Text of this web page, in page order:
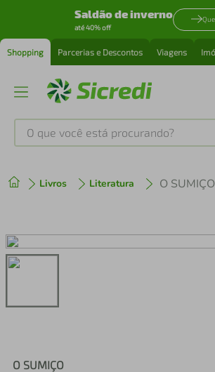
Saldão de inverno
até 40% off
Shopping Parcerias e Descontos Viagens
O que você está procurando?
Livros Literatura O SUMIÇO
O SUMIÇO
2º cafeteira